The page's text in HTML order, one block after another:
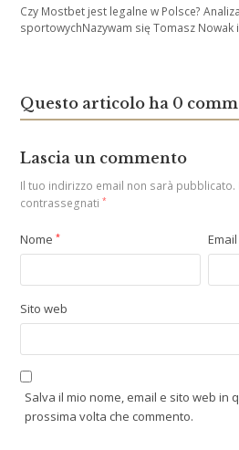
Czy Mostbet jest legalne w Polsce?
sportowychNazywam się Tomasz Nowak
Questo articolo ha 0
Lascia un commento
Il tuo indirizzo email non sarà pubblicato.
contrassegnati*
Nome*
Sito web
Salva il mio nome, email e sito web in
prossima volta che commento.